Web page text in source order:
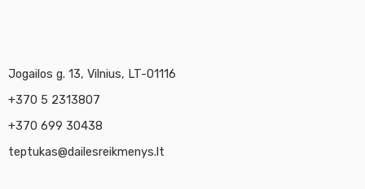
Jogailos g. 13, Vilnius, LT-01116
+370 5 2313807
+370 699 30438
teptukas@dailesreikmenys.lt